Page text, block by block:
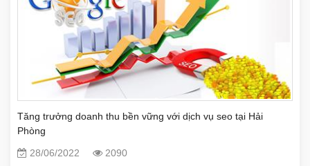
Tăng trưởng doanh thu bền vững với dịch vụ seo tại Hải
Phòng
28/06/2022
2090